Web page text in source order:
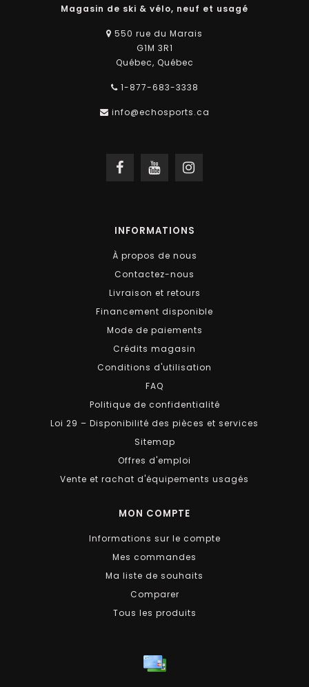
Magasin de ski & vélo, neuf et usagé
550 rue du Marais
G1M 3R1
Québec, Québec
1-877-683-3338
info@echosports.ca
INFORMATIONS
À propos de nous
Contactez-nous
Livraison et retours
Financement disponible
Mode de paiements
Crédits magasin
Conditions d'utilisation
FAQ
Politique de confidentialité
Loi 29 – Disponibilité des pièces et services
Sitemap
Offres d'emploi
Vente et rachat d'équipements usagés
MON COMPTE
Informations sur le compte
Mes commandes
Ma liste de souhaits
Comparer
Tous les produits